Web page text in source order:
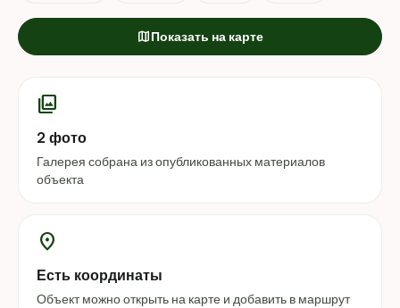
mapПоказать на карте
photo_library
2 фото
Галерея собрана из опубликованных материалов
объекта
location_on
Есть координаты
Объект можно открыть на карте и добавить в маршрут